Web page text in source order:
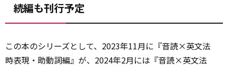
続編も刊行予定
この本のシリーズとして、2023年11月に『音読×英文法
時表現・助動詞編』が、2024年2月には『音読×英文法